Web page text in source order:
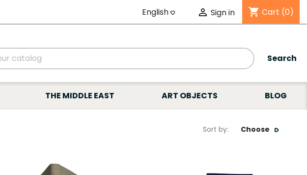
English  Sign in shopping_cart Cart (0)
Search
THE MIDDLE EAST ART OBJECTS BLOG
Sort by: Choose